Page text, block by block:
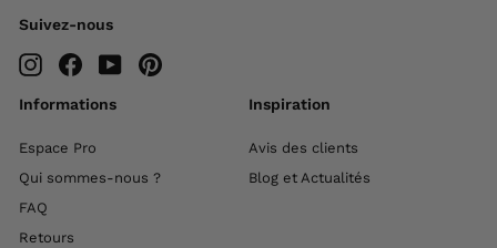
Suivez-nous
InstagramFacebookYouTube
Informations
Espace Pro
Qui sommes-nous ?
FAQ
Retours
Inspiration
Avis des clients
Blog et Actualités